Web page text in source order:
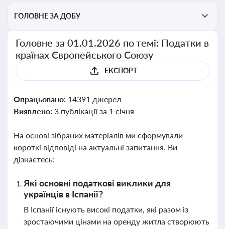
ГОЛОВНЕ ЗА ДОБУ
Головне за 01.01.2026 по темі: Податки в
країнах Європейського Союзу
ЕКСПОРТ
Опрацьовано: 14391 джерел
Виявлено: 3 публікації за 1 січня
На основі зібраних матеріалів ми сформували
короткі відповіді на актуальні запитання. Ви
дізнаєтесь:
Які основні податкові виклики для
українців в Іспанії?
В Іспанії існують високі податки, які разом із
зростаючими цінами на оренду житла створюють